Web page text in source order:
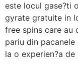
este locul gase?ti
gyrate gratuite in
free spins care au
pariu din
la o experien?a